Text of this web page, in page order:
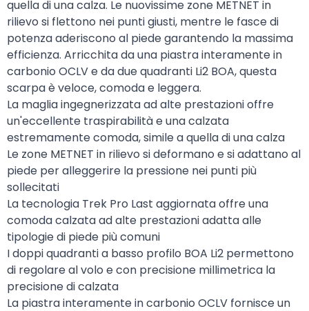
quella di una calza. Le nuovissime zone METNET in
rilievo si flettono nei punti giusti, mentre le fasce di
potenza aderiscono al piede garantendo la massima
efficienza. Arricchita da una piastra interamente in
carbonio OCLV e da due quadranti Li2 BOA, questa
scarpa è veloce, comoda e leggera.
La maglia ingegnerizzata ad alte prestazioni offre
un'eccellente traspirabilità e una calzata
estremamente comoda, simile a quella di una calza
Le zone METNET in rilievo si deformano e si adattano al
piede per alleggerire la pressione nei punti più
sollecitati
La tecnologia Trek Pro Last aggiornata offre una
comoda calzata ad alte prestazioni adatta alle
tipologie di piede più comuni
I doppi quadranti a basso profilo BOA Li2 permettono
di regolare al volo e con precisione millimetrica la
precisione di calzata
La piastra interamente in carbonio OCLV fornisce un